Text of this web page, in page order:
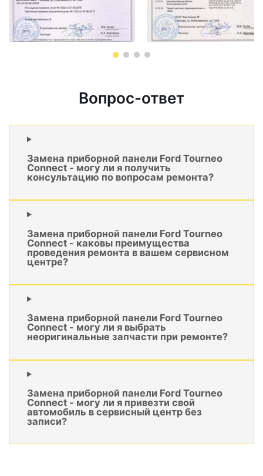
Вопрос-ответ
Замена приборной панели Ford Tourneo
Connect - могу ли я получить
консультацию по вопросам ремонта?
Замена приборной панели Ford Tourneo
Connect - каковы преимущества
проведения ремонта в вашем сервисном
центре?
Замена приборной панели Ford Tourneo
Connect - могу ли я выбрать
неоригинальные запчасти при ремонте?
Замена приборной панели Ford Tourneo
Connect - могу ли я привезти свой
автомобиль в сервисный центр без
записи?